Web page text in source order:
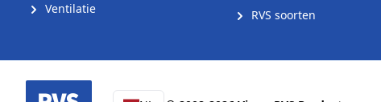
Ventilatie
RVS soorten